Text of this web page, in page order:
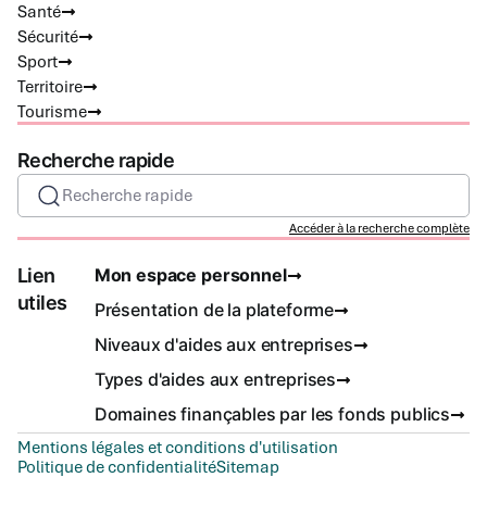
Santé
Sécurité
Sport
Territoire
Tourisme
Recherche rapide
Recherche rapide
Accéder à la recherche complète
Lien
utiles
Mon espace personnel
Présentation de la plateforme
Niveaux d'aides aux entreprises
Types d'aides aux entreprises
Domaines finançables par les fonds publics
Mentions légales et conditions d'utilisation
Politique de confidentialitéSitemap